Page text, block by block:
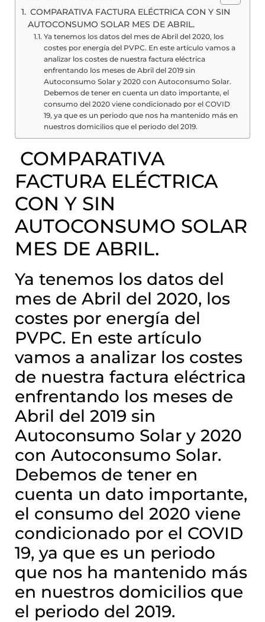
COMPARATIVA FACTURA ELÉCTRICA CON Y SIN
AUTOCONSUMO SOLAR MES DE ABRIL.
Ya tenemos los datos del mes de Abril del 2020, los
costes por energía del PVPC. En este artículo vamos a
analizar los costes de nuestra factura eléctrica
enfrentando los meses de Abril del 2019 sin
Autoconsumo Solar y 2020 con Autoconsumo Solar.
Debemos de tener en cuenta un dato importante, el
consumo del 2020 viene condicionado por el COVID
19, ya que es un periodo que nos ha mantenido más en
nuestros domicilios que el periodo del 2019.
COMPARATIVA
FACTURA ELÉCTRICA
CON Y SIN
AUTOCONSUMO SOLAR
MES DE ABRIL.
Ya tenemos los datos del
mes de Abril del 2020, los
costes por energía del
PVPC. En este artículo
vamos a analizar los costes
de nuestra factura eléctrica
enfrentando los meses de
Abril del 2019 sin
Autoconsumo Solar y 2020
con Autoconsumo Solar.
Debemos de tener en
cuenta un dato importante,
el consumo del 2020 viene
condicionado por el COVID
19, ya que es un periodo
que nos ha mantenido más
en nuestros domicilios que
el periodo del 2019.